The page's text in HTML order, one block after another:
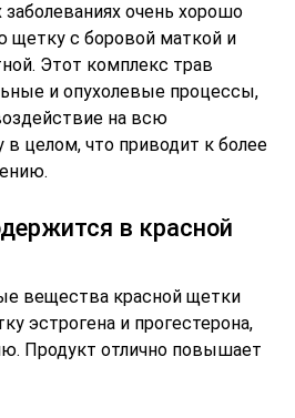
заболеваниях очень хорошо
щетку с боровой маткой и
Этот комплекс трав
и опухолевые процессы,
на всю
целом, что приводит к более
в красной
вещества красной щетки
эстрогена и прогестерона,
Продукт отлично повышает